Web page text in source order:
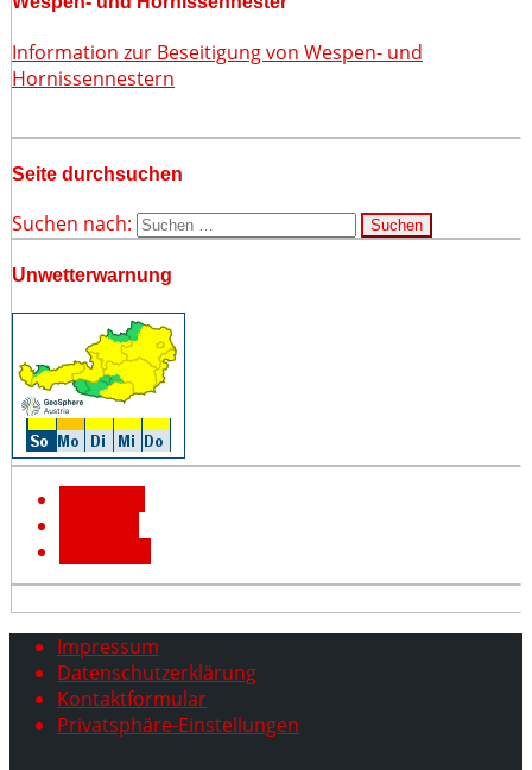
Information zur Beseitigung von Wespen- und
Hornissennestern
Seite durchsuchen
Suchen nach:
Unwetterwarnung
Impressum
Datenschutzerklärung
Kontaktformular
Privatsphäre-Einstellungen